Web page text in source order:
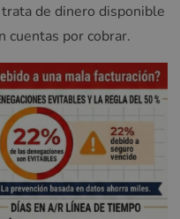
trata de dinero disponible
cuentas por cobrar.